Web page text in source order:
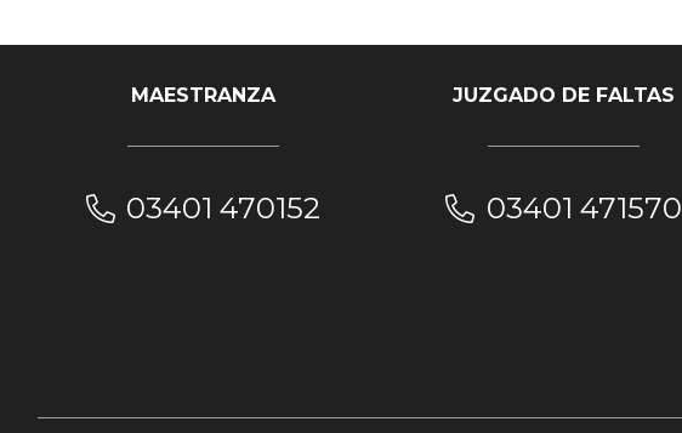
MAESTRANZA
03401 470152
JUZGADO DE FALTAS
03401 471570